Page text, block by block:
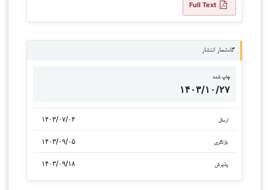
Full Text
گاه‌شمار انتشار
چاپ شده
۱۴۰۳/۱۰/۲۷
ارسال ۱۴۰۳/۰۷/۰۴
بازنگری ۱۴۰۳/۰۹/۰۵
پذیرش ۱۴۰۳/۰۹/۱۸